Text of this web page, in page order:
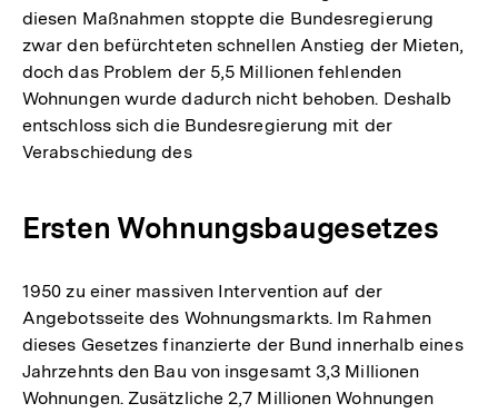
diesen Maßnahmen stoppte die Bundesregierung
zwar den befürchteten schnellen Anstieg der Mieten,
doch das Problem der 5,5 Millionen fehlenden
Wohnungen wurde dadurch nicht behoben. Deshalb
entschloss sich die Bundesregierung mit der
Verabschiedung des
Ersten Wohnungsbaugesetzes
1950 zu einer massiven Intervention auf der
Angebotsseite des Wohnungsmarkts. Im Rahmen
dieses Gesetzes finanzierte der Bund innerhalb eines
Jahrzehnts den Bau von insgesamt 3,3 Millionen
Wohnungen. Zusätzliche 2,7 Millionen Wohnungen